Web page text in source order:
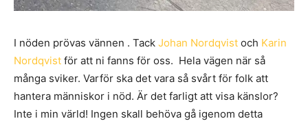
I nöden prövas vännen . Tack Johan Nordqvist och Karin
Nordqvist för att ni fanns för oss. Hela vägen när så
många sviker. Varför ska det vara så svårt för folk att
hantera människor i nöd. Är det farligt att visa känslor?
Inte i min värld! Ingen skall behöva gå igenom detta